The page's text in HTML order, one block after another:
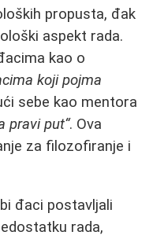
propusta, đak
aspekt rada.
kao o
koji pojma
sebe kao mentora
pravi put“. Ova
za filozofiranje i
đaci postavljali
rada,